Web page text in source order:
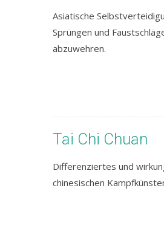
Asiatische
Sprüngen und
abzuwehren.
Tai Chi Chuan
Differenziertes und
chinesischen